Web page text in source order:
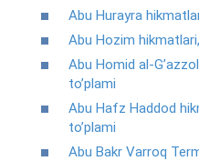
Abu Hurayra
Abu Hozim
Abu Homid al-
to’plami
Abu Hafz Haddod
to’plami
Abu Bakr Varroq